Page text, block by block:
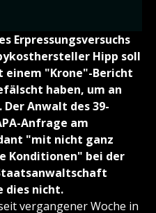
Erpressungsversuchs
Hipp soll
einem "Krone"-Bericht
haben, um an
Anwalt des 39-
Anfrage am
"mit nicht ganz
Konditionen" bei der
dies nicht.
vergangener Woche in